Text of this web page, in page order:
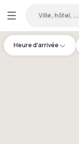
Ville, hôtel, ...
Heure d'arrivée